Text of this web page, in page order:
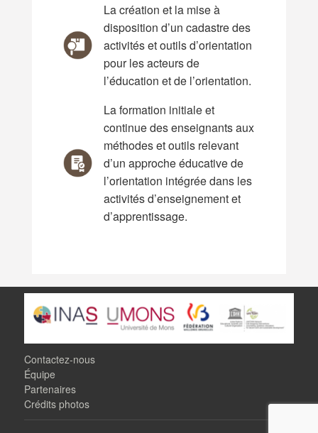
La création et la mise à
disposition d’un cadastre des
activités et outils d’orientation
pour les acteurs de
l’éducation et de l’orientation.
La formation initiale et
continue des enseignants aux
méthodes et outils relevant
d’un approche éducative de
l’orientation intégrée dans les
activités d’enseignement et
d’apprentissage.
Contactez-nous
Équipe
Partenaires
Crédits photos